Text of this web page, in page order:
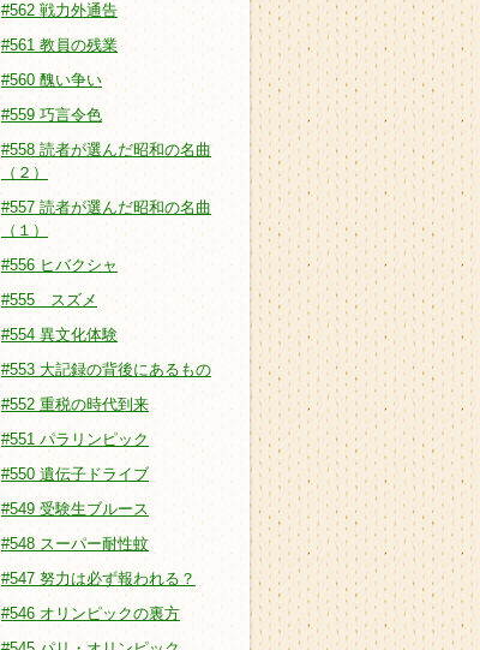
#562 戦力外通告
#561 教員の残業
#560 醜い争い
#559 巧言令色
#558 読者が選んだ昭和の名曲
（２）
#557 読者が選んだ昭和の名曲
（１）
#556 ヒバクシャ
#555 スズメ
#554 異文化体験
#553 大記録の背後にあるもの
#552 重税の時代到来
#551 パラリンピック
#550 遺伝子ドライブ
#549 受験生ブルース
#548 スーパー耐性蚊
#547 努力は必ず報われる？
#546 オリンピックの裏方